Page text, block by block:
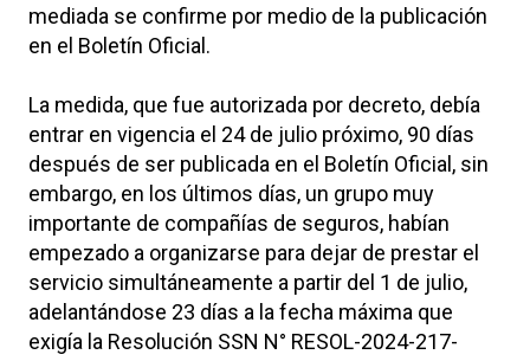
mediada se confirme por medio de la publicación
en el Boletín Oficial.
La medida, que fue autorizada por decreto, debía
entrar en vigencia el 24 de julio próximo, 90 días
después de ser publicada en el Boletín Oficial, sin
embargo, en los últimos días, un grupo muy
importante de compañías de seguros, habían
empezado a organizarse para dejar de prestar el
servicio simultáneamente a partir del 1 de julio,
adelantándose 23 días a la fecha máxima que
exigía la Resolución SSN N° RESOL-2024-217-